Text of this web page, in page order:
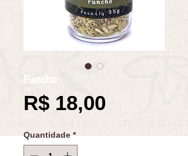
Funcho
R$ 18,00
Quantidade *